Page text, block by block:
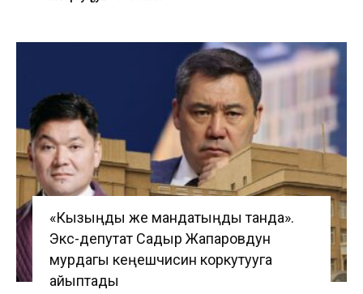
«Кызыңды же мандатыңды танда».
Экс-депутат Садыр Жапаровдун
мурдагы кеңешчисин коркутууга
айыптады